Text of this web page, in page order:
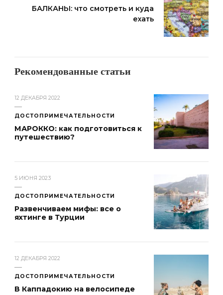
БАЛКАНЫ: что смотреть и куда
ехать
Рекомендованные статьи
12 ДЕКАБРЯ 2022
ДОСТОПРИМЕЧАТЕЛЬНОСТИ
МАРОККО: как подготовиться к
путешествию?
5 ИЮНЯ 2023
ДОСТОПРИМЕЧАТЕЛЬНОСТИ
Развенчиваем мифы: все о
яхтинге в Турции
12 ДЕКАБРЯ 2022
ДОСТОПРИМЕЧАТЕЛЬНОСТИ
В Каппадокию на велосипеде